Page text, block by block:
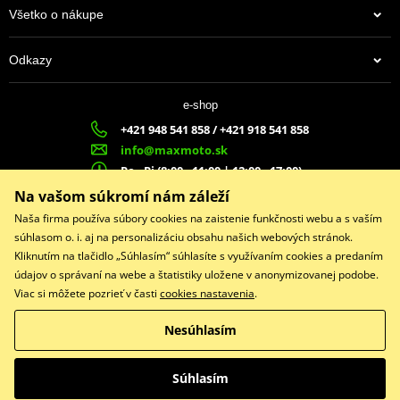
Všetko o nákupe
Odkazy
e-shop
+421 948 541 858 / +421 918 541 858
info@maxmoto.sk
Po - Pi (8:00 - 11:00 | 12:00 - 17:00)
MAX
MOTO s.r.o.
Slovenských dobrovoľníkov 1439
022 01 Čadca
Facebook
Copyright © 2026 www.maxmotoshop.sk
Všetky práva vyhradené
Prepnúť na klasickú verziu
Na vašom súkromí nám záleží
Naša firma používa súbory cookies na zaistenie funkčnosti webu a s vaším
súhlasom o. i. aj na personalizáciu obsahu našich webových stránok.
Kliknutím na tlačidlo „Súhlasím“ súhlasíte s využívaním cookies a predaním
údajov o správaní na webe a štatistiky uložene v anonymizovanej podobe.
Viac si môžete pozrieť v časti cookies nastavenia.
Nesúhlasím
Súhlasím